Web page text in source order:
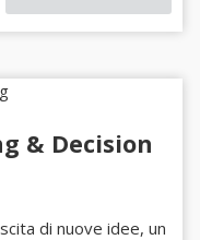
& Decision
di nuove idee, un